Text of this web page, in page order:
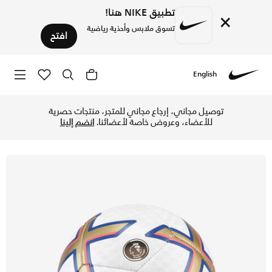
× تطبيق NIKE هنا!
تسوق ملابس وأحذية رياضية افتح
English
توصيل مجاني، إرجاع مجاني للمتجر، منتجات حصرية
للأعضاء، وعروض خاصة لأعضائنا.انضم إلينا